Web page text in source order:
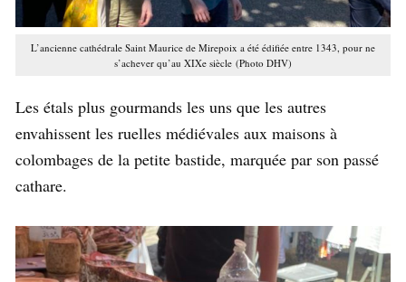
L’ancienne cathédrale Saint Maurice de Mirepoix a été édifiée entre 1343, pour ne
s’achever qu’au XIXe siècle (Photo DHV)
Les étals plus gourmands les uns que les autres
envahissent les ruelles médiévales aux maisons à
colombages de la petite bastide, marquée par son passé
cathare.